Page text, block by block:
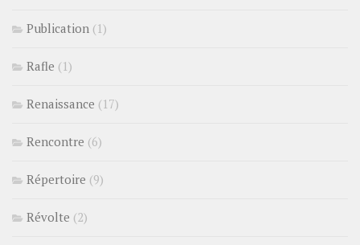
Publication (1)
Rafle (1)
Renaissance (17)
Rencontre (6)
Répertoire (9)
Révolte (2)